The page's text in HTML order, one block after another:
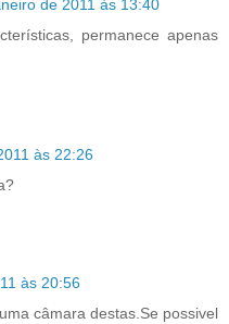
de 2011 às 13:40
permanece apenas
às 22:26
às 20:56
câmara destas.Se possivel